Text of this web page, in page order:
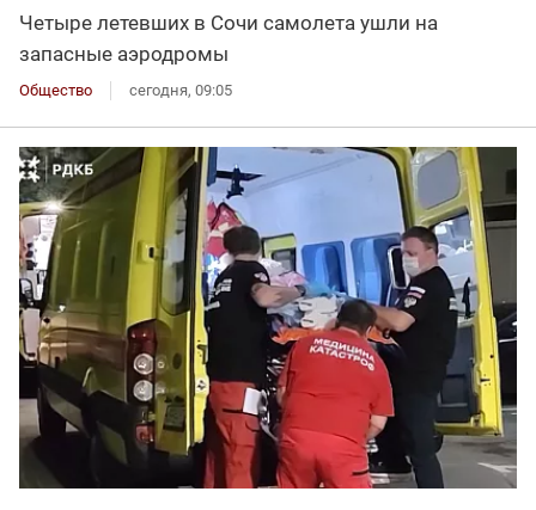
Четыре летевших в Сочи самолета ушли на
запасные аэродромы
Общество сегодня, 09:05